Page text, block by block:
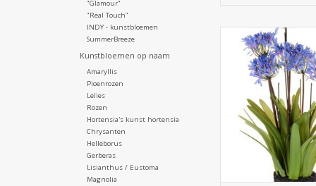
"Glamour"
"Real Touch"
INDY - kunstbloemen
SummerBreeze
Kunstbloemen op naam
Amaryllis
Pioenrozen
Lelies
Rozen
Hortensia's kunst hortensia
Chrysanten
Helleborus
Gerberas
Lisianthus / Eustoma
Magnolia
730002BL -
(Afrikaanse lelie)
(174flrs&54buds),
art soil, 80